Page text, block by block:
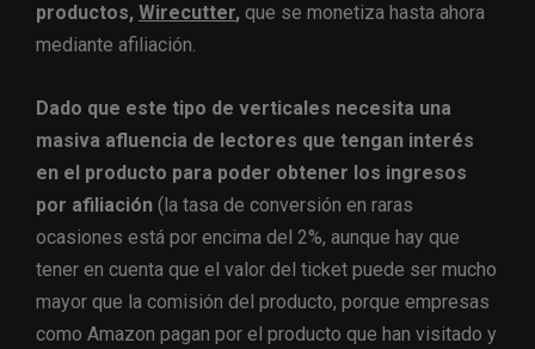
productos, Wirecutter, que se monetiza hasta ahora
mediante afiliación.
Dado que este tipo de verticales necesita una
masiva afluencia de lectores que tengan interés
en el producto para poder obtener los ingresos
por afiliación (la tasa de conversión en raras
ocasiones está por encima del 2%, aunque hay que
tener en cuenta que el valor del ticket puede ser mucho
mayor que la comisión del producto, porque empresas
como Amazon pagan por el producto que han visitado y